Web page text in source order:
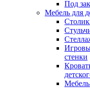
Под
Мебель для
стенки